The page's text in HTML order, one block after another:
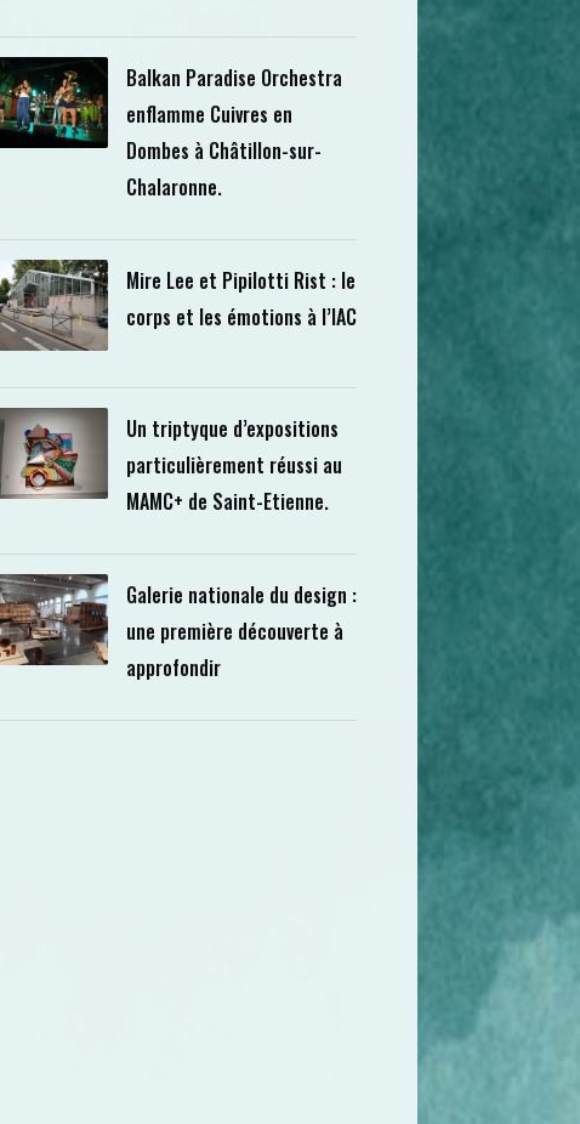
Balkan Paradise Orchestra
enflamme Cuivres en
Dombes à Châtillon-sur-
Chalaronne.
Mire Lee et Pipilotti Rist : le
corps et les émotions à l’IAC
Un triptyque d’expositions
particulièrement réussi au
MAMC+ de Saint-Etienne.
Galerie nationale du design :
une première découverte à
approfondir